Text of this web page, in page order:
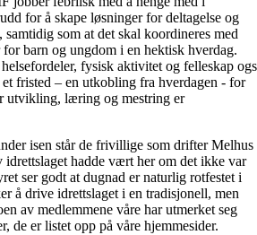
for å skape løsninger for deltagelse og
som at det skal koordineres med
barn og ungdom i en hektisk hverdag.
fysisk aktivitet og felleskap
et fristed – en utkobling fra hverdagen - for
utvikling, læring og mestring er
isen står de frivillige som drifter Melhus
idrettslaget hadde vært her om det ikke var
ser godt at dugnad er naturlig rotfestet i
å drive idrettslaget i en tradisjonell, men
av medlemmene våre har utmerket seg
de er listet opp på våre hjemmesider.